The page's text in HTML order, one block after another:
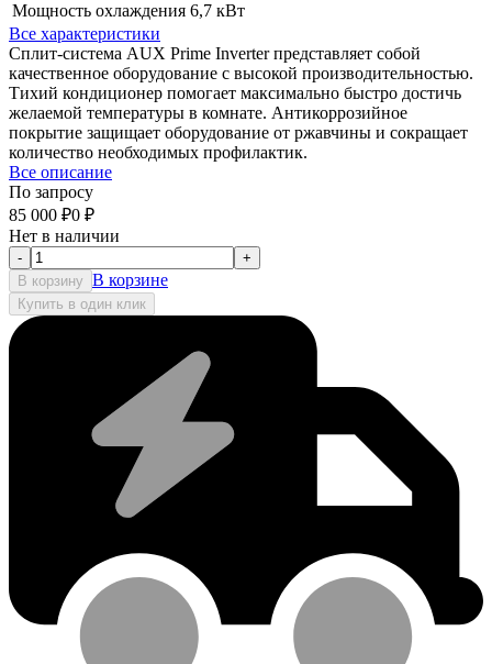
Мощность охлаждения 6,7 кВт
Все характеристики
Сплит-система AUX Prime Inverter представляет собой
качественное оборудование с высокой производительностью.
Тихий кондиционер помогает максимально быстро достичь
желаемой температуры в комнате. Антикоррозийное
покрытие защищает оборудование от ржавчины и сокращает
количество необходимых профилактик.
Все описание
По запросу
85 000 ₽0 ₽
Нет в наличии
-
+
В корзину В корзине
Купить в один клик